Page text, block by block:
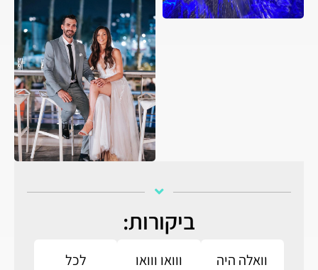
ביקורות:
וואלה היה
ווואו ווואו
לכל